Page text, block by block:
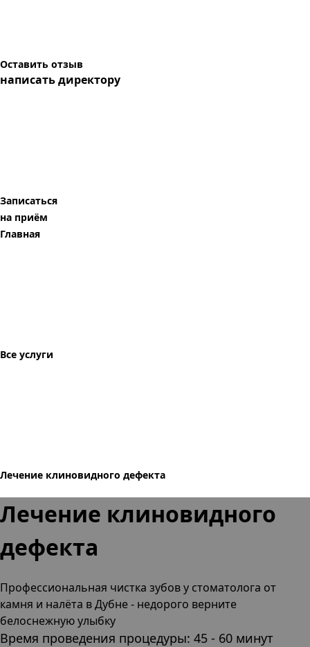
Оставить отзыв
написать директору
Записаться
на приём
Главная
Все услуги
Лечение клиновидного дефекта
Лечение клиновидного
дефекта
Профессиональная чистка зубову стоматолога от
камня и налёта в Дубне- недорого верните
белоснежную улыбку
Время проведения процедуры: 45 - 60 минут